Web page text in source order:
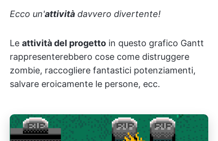
Ecco un'attività davvero divertente!
Le attività del progetto in questo grafico Gantt
rappresenterebbero cose come distruggere
zombie, raccogliere fantastici potenziamenti,
salvare eroicamente le persone, ecc.